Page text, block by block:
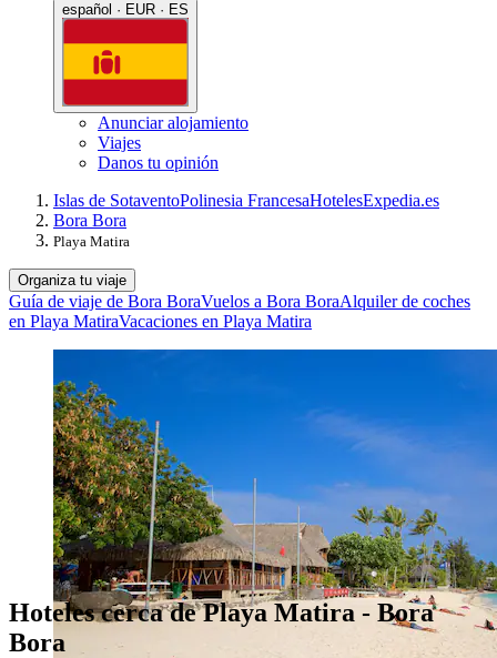
español · EUR · ES
Anunciar alojamiento
Viajes
Danos tu opinión
Islas de SotaventoPolinesia FrancesaHotelesExpedia.es
Bora Bora
Playa Matira
Organiza tu viaje
Guía de viaje de Bora BoraVuelos a Bora BoraAlquiler de coches
en Playa MatiraVacaciones en Playa Matira
Hoteles cerca de Playa Matira - Bora
Bora